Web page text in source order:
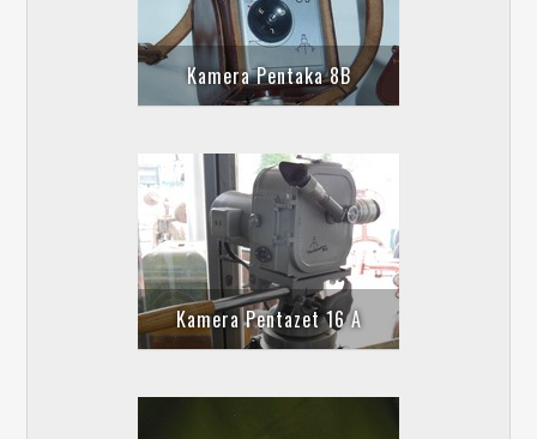
Kamera Pentaka 8B
Kamera Pentazet 16 A